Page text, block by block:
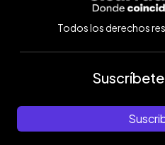
Todos los derechos